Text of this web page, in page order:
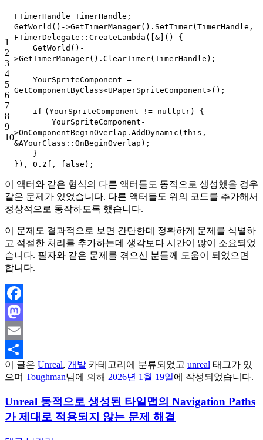
1
2
3
4
5
6
7
8
9
10
FTimerHandle TimerHandle;
GetWorld()->GetTimerManager().SetTimer(TimerHandle,
FTimerDelegate::CreateLambda([&]() {
GetWorld()-
>GetTimerManager().ClearTimer(TimerHandle);
YourSpriteComponent =
GetComponentByClass<UPaperSpriteComponent>();
if (YourSpriteComponent != nullptr) {
YourSpriteComponent-
>OnComponentBeginOverlap.AddDynamic( this ,
&AYourClass::OnBeginOverlap);
}
}), 0.2f, false );
이 액터와 같은 형식의 다른 액터들도 동적으로 생성했을 경우
같은 문제가 있었습니다. 다른 액터들도 위의 코드를 추가해서
정상적으로 동작하도록 했습니다.
이 문제도 결과적으로 보면 간단한데 정확하게 문제를 식별하
고 적절한 처리를 추가하는데 생각보다 시간이 많이 소요되었
습니다. 필자와 같은 문제를 겪으신 분들께 도움이 되었으면
합니다.
Facebook
Mastodon
Email
Share
이 글은 Unreal, 개발 카테고리에 분류되었고 unreal 태그가 있
으며 Toughman님에 의해 2026년 1월 19일에 작성되었습니다.
Unreal 동적으로 생성된 타일맵의 Navigation Paths
가 제대로 적용되지 않는 문제 해결